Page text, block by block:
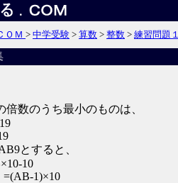
ＯＭ > 中学受験 > 算数 > 整数 > 練習問題
倍数のうち最小のものは、
とすると、
10